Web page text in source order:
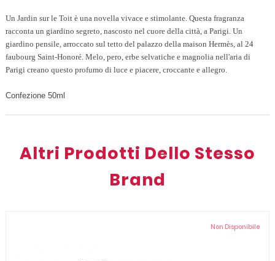
Un Jardin sur le Toit è una novella vivace e stimolante. Questa fragranza
racconta un giardino segreto, nascosto nel cuore della città, a Parigi. Un
giardino pensile, arroccato sul tetto del palazzo della maison Hermès, al 24
faubourg Saint-Honoré. Melo, pero, erbe selvatiche e magnolia nell'aria di
Parigi creano questo profumo di luce e piacere, croccante e allegro.
Confezione 50ml
Altri Prodotti Dello Stesso
Brand
Non Disponibile